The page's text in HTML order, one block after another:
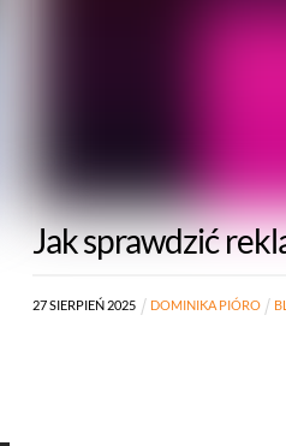
Jak sprawdzić
27SIERPIEŃ 2025 DOMINIKA PIÓRO